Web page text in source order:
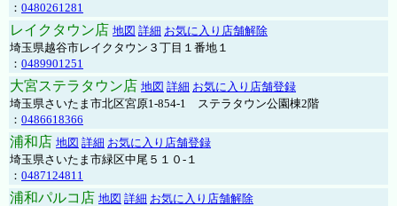
： 0480261281
レイクタウン店 地図 詳細 お気に入り店舗解除
埼玉県越谷市レイクタウン３丁目１番地１
： 0489901251
大宮ステラタウン店 地図 詳細 お気に入り店舗登録
埼玉県さいたま市北区宮原1-854-1 ステラタウン公園棟2階
： 0486618366
浦和店 地図 詳細 お気に入り店舗登録
埼玉県さいたま市緑区中尾５１０-１
： 0487124811
浦和パルコ店 地図 詳細 お気に入り店舗解除